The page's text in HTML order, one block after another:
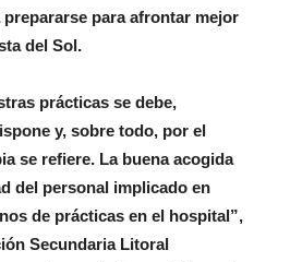
para afrontar mejor
del Sol.
prácticas se debe,
y, sobre todo, por el
se refiere. La buena acogida
del personal implicado en
de prácticas en el hospital”,
Secundaria Litoral